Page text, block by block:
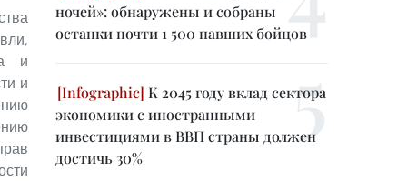
и
и
ночей»: обнаружены и собраны
останки почти 1 500 павших бойцов
К 2045 году вклад сектора
экономики с иностранными
инвестициями в ВВП страны должен
достичь 30%